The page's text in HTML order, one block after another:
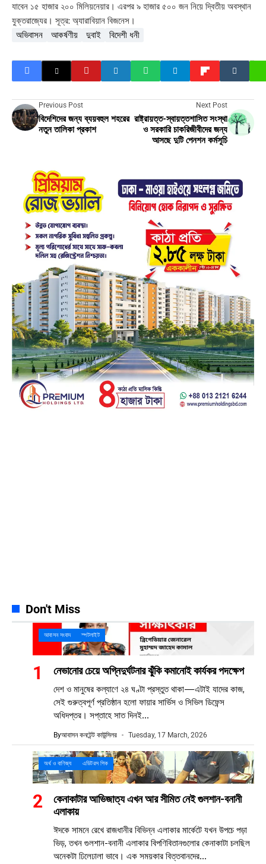
যাবেন ১৫ হাজার ২০০ মিলিয়নেয়ার। এরপর ৯ হাজার ৫০০ জন নিয়ে দ্বিতীয় অবস্থান
যুক্তরাজ্যের। সূত্র: অ্যারাবিয়ান বিজনেস।
অভিবাসন আকর্ষণীয় দুবাই বিদেশী ধনী
Previous Post
বিদেশিদের জন্য ব্যয়বহুল শহরের
নতুন তালিকা প্রকাশ
Next Post
রাষ্ট্রায়ত্ত-স্বায়ত্তশাসিত সংস্থা
ও সরকারি চাকরিজীবীদের জন্য
আসছে দুটি পেনশন কর্মসূচি
Don't Miss
আবাসন সংবাদ স্পটলাইট
নেভানোর চেয়ে অগ্নিদুর্ঘটনার ঝুঁকি কমানোই কার্যকর পদক্ষেপ
দেশ ও মানুষের কল্যাণে ২৪ ঘণ্টা প্রস্তুত থাকা—এটাই যাদের কাজ,
সেই গুরুত্বপূর্ণ প্রতিষ্ঠান হলো ফায়ার সার্ভিস ও সিভিল ডিফেন্স
অধিদপ্তর। সপ্তাহে সাত দিনই...
Byআবাসন কনটেন্ট কাউন্সিলর Tuesday, 17 March, 2026
অর্থ ও বাণিজ্য এডিটরস পিক
কেনাকাটার আভিজাত্য এখন আর সীমিত নেই গুলশান-বনানী
এলাকায়
ঈদকে সামনে রেখে রাজধানীর বিভিন্ন এলাকার মার্কেটে যখন উপচে পড়া
ভিড়, তখন গুলশান-বনানী এলাকার বিপণিবিতানগুলোর কেনাকাটা চলছিল
অনেকটা ঢিলেঢালা ভাবে। এক সময়কার বিত্তবানদের...